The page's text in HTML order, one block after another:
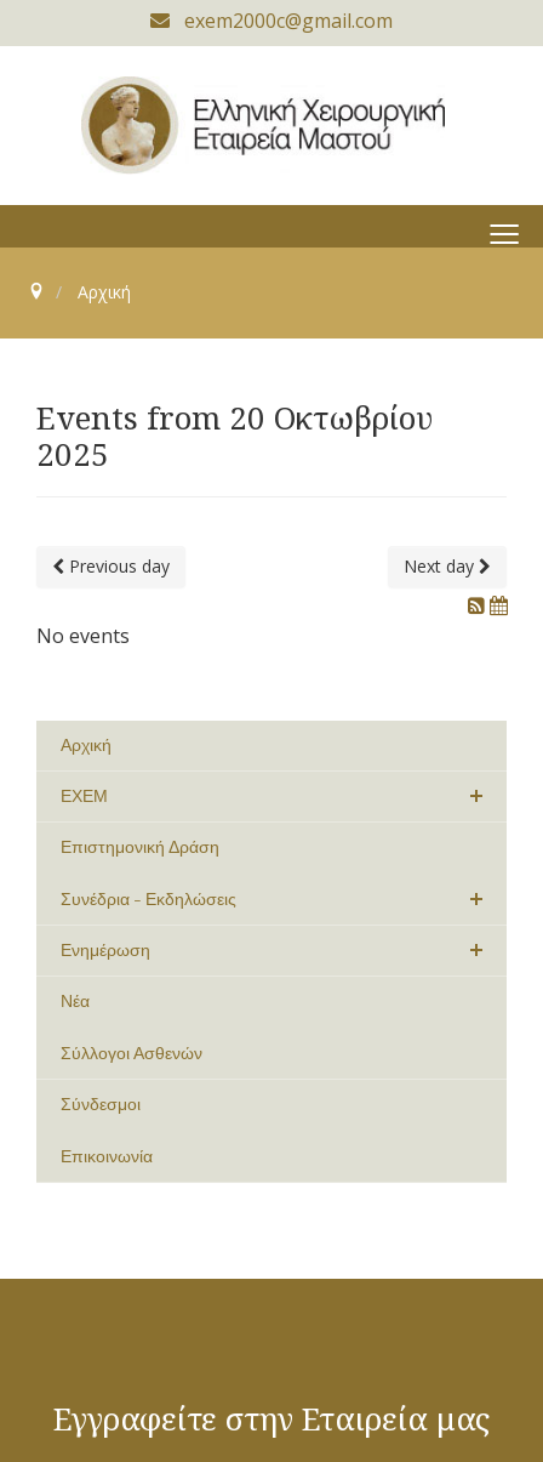
exem2000c@gmail.com
≡
Αρχική
Events from 20 Οκτωβρίου
2025
Previous day Next day
No events
Αρχική
ΕΧΕΜ
Επιστημονική Δράση
Συνέδρια - Εκδηλώσεις
Ενημέρωση
Νέα
Σύλλογοι Ασθενών
Σύνδεσμοι
Επικοινωνία
Εγγραφείτε στην Εταιρεία μας